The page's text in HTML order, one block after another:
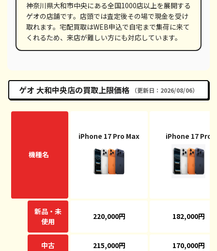
神奈川県大和市中央にある全国1000店以上を展開する
ゲオの店舗です。店頭では査定後その場で現金を受け
取れます。宅配買取はWEB申込で自宅まで集荷に来て
くれるため、来店が難しい方にも対応しています。
ゲオ 大和中央店の買取上限価格 （更新日：2026/08/06）
機種名
iPhone 17 Pro Max iPhone 17 Pro
新品・未
使用
220,000円 182,000円
中古 215,000円 170,000円